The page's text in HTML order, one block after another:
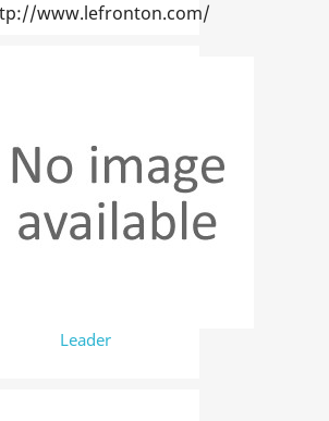
www.lefronton.com/
Leader